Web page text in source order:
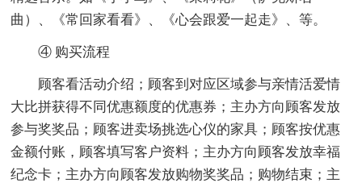
曲）、《常回家看看》、《心会跟爱一起走》、等。
④ 购买流程
顾客看活动介绍；顾客到对应区域参与亲情活爱情
大比拼获得不同优惠额度的优惠券；主办方向顾客发放
参与奖奖品；顾客进卖场挑选心仪的家具；顾客按优惠
金额付账，顾客填写客户资料；主办方向顾客发放幸福
纪念卡；主办方向顾客发放购物奖奖品；购物结束；主